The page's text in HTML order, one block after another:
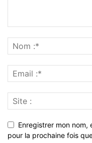
Enregistrer mon
pour la prochaine fois